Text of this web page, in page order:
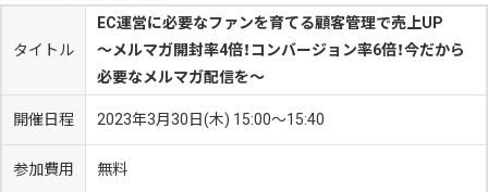
タイトル
EC運営に必要なファンを育てる顧客管理で売上UP
～メルマガ開封率4倍！コンバージョン率6倍！今だから
必要なメルマガ配信を～
開催日程 2023年3月30日(木) 15:00～15:40
参加費用 無料